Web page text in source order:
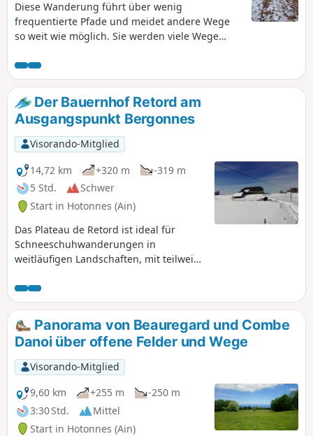
Diese Wanderung führt über wenig
frequentierte Pfade und meidet andere Wege
so weit wie möglich. Sie werden viele Wege
machen, wiederzukommen, um die zahlreichen
möglichen Varianten zu entdecken und Ihre
eigene Route zu finden. Im letzten Abschnitt
bietet der Aussichtspunkt von Sérémond einen
herrlichen Panoramablick auf die Rhône. Zum
Abschluss sorgt der Wasserfall von
Clairefontaine für einen Moment der
Entspannung und Erfrischung.
Der Bauernhof Retord am
Ausgangspunkt Bergonnes
Visorando-Mitglied
14,72 km
+320 m
-319 m
5 Std.
Schwer
Start in Hotonnes (Ain)
Das Plateau de Retord ist ideal für
Schneeschuhwanderungen in
weitläufigen Landschaften, mit teilweise
die Alpen und den Mont Blanc. Im
Picknickraum des Bauernhofs von
Retord können Sie eine kleine Mahlzeit
einnehmen.
Panorama von Beauregard und Combe
Danoi über offene Felder und Wege
Visorando-Mitglied
9,60 km
+255 m
-250 m
3:30 Std.
Mittel
Start in Hotonnes (Ain)